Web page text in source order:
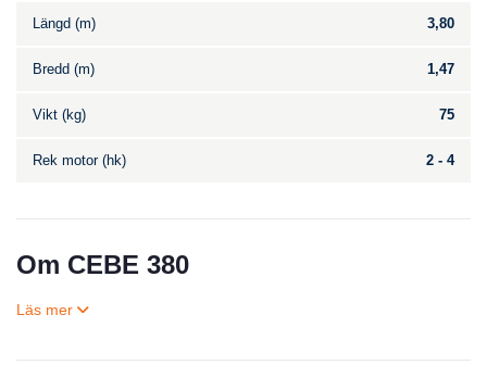
Längd (m) 3,80
Bredd (m) 1,47
Vikt (kg) 75
Rek motor (hk) 2 - 4
Om CEBE 380